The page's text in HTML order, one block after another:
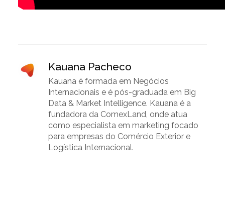
Kauana Pacheco
Kauana é formada em Negócios
Internacionais e é pós-graduada em Big
Data & Market Intelligence. Kauana é a
fundadora da ComexLand, onde atua
como especialista em marketing focado
para empresas do Comércio Exterior e
Logística Internacional.